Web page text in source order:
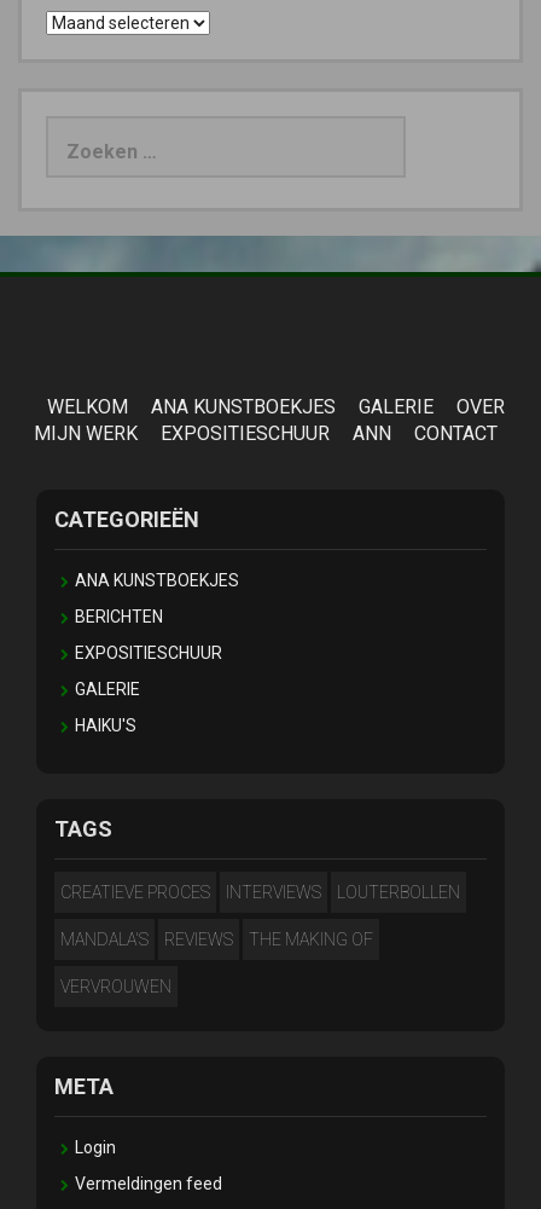
Archieven
WELKOM ANA KUNSTBOEKJES GALERIE
OVER
MIJN WERK
EXPOSITIESCHUUR ANN CONTACT
CATEGORIEËN
ANA KUNSTBOEKJES
BERICHTEN
EXPOSITIESCHUUR
GALERIE
HAIKU'S
TAGS
CREATIEVE PROCES INTERVIEWS LOUTERBOLLEN
MANDALA'S REVIEWS THE MAKING OF
VERVROUWEN
META
Login
Vermeldingen feed